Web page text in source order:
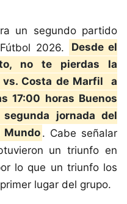
un segundo partido
2026.
Desde el
no te pierdas la
vs. Costa de Marfil
a
17:00 horas Buenos
jornada del
Mundo . Cabe señalar
un triunfo en
lo que un triunfo los
lugar del grupo.